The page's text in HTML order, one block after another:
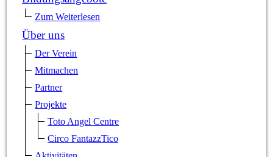
Zum Weiterlesen
Über uns
Der Verein
Mitmachen
Partner
Projekte
Toto Angel Centre
Circo FantazzTico